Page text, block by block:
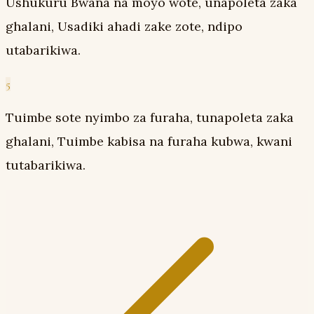
ghalani, Usadiki ahadi zake zote, ndipo
utabarikiwa.
5
Tuimbe sote nyimbo za furaha, tunapoleta zaka
ghalani, Tuimbe kabisa na furaha kubwa, kwani
tutabarikiwa.